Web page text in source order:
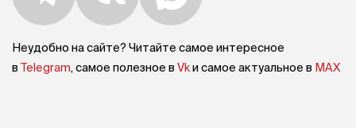
Неудобно на сайте? Читайте самое интересное
в Telegram, самое полезное в Vkи самое актуальное в MAX